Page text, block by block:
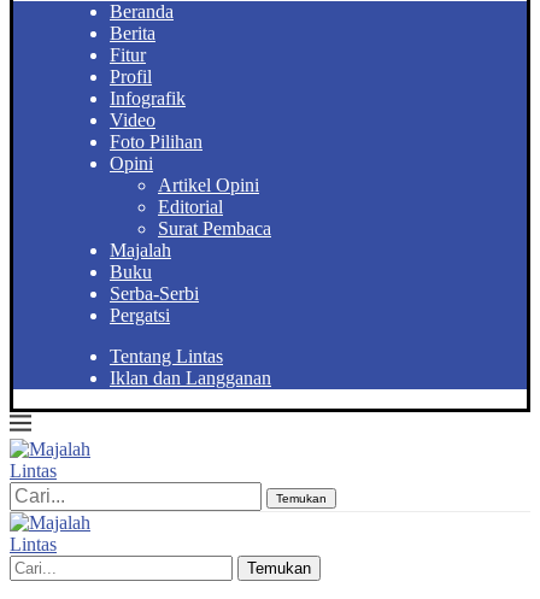
Beranda
Berita
Fitur
Profil
Infografik
Video
Foto Pilihan
Opini
Artikel Opini
Editorial
Surat Pembaca
Majalah
Buku
Serba-Serbi
Pergatsi
Tentang Lintas
Iklan dan Langganan
Temukan
Temukan